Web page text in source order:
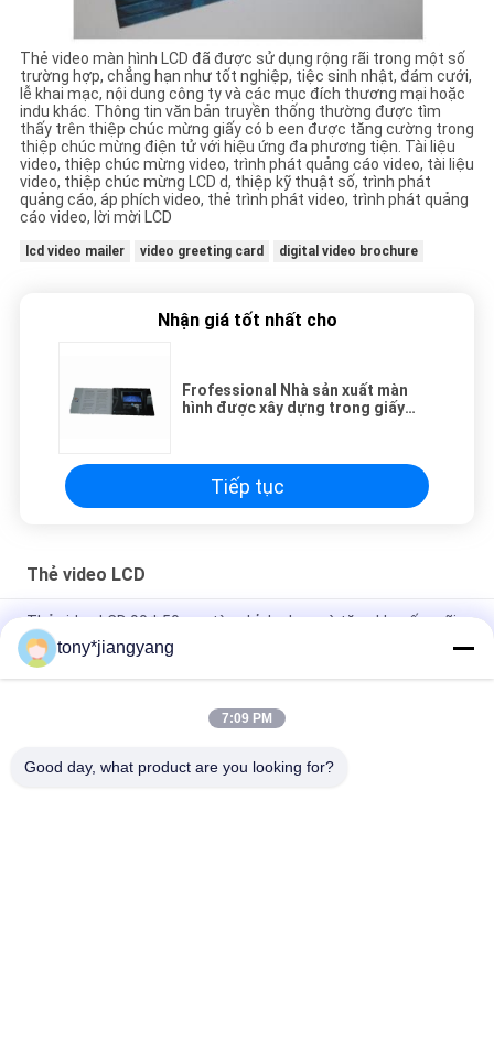
Thẻ video màn hình LCD đã được sử dụng rộng rãi trong một số
trường hợp, chẳng hạn như tốt nghiệp, tiệc sinh nhật, đám cưới,
lễ khai mạc, nội dung công ty và các mục đích thương mại hoặc
indu khác. Thông tin văn bản truyền thống thường được tìm
thấy trên thiệp chúc mừng giấy có b een được tăng cường trong
thiệp chúc mừng điện tử với hiệu ứng đa phương tiện. Tài liệu
video, thiệp chúc mừng video, trình phát quảng cáo video, tài liệu
video, thiệp chúc mừng LCD d, thiệp kỹ thuật số, trình phát
quảng cáo, áp phích video, thẻ trình phát video, trình phát quảng
cáo video, lời mời LCD
lcd video mailer video greeting card digital video brochure
Nhận giá tốt nhất cho
Frofessional Nhà sản xuất màn
hình được xây dựng trong giấy
Tiếp tục
Thẻ video LCD
Thẻ video LCD 90 * 50mm tùy chỉnh cho quà tặng khuyến mãi
quảng cáo
Công nghệ VIF Thẻ tài liệu video LCD Full màu và in offset
tony*jiangyang
7:09 PM
Good day, what product are you looking for?